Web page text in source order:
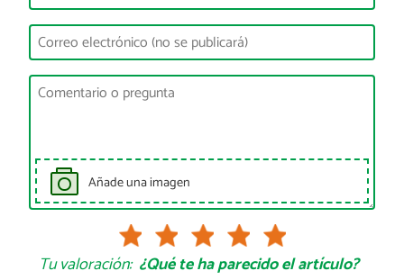
Añade una imagen
Tu valoración: ¿Qué te ha parecido el artículo?